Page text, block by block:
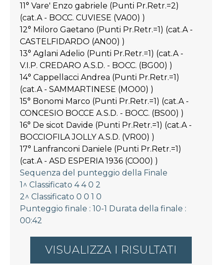
11° Vare' Enzo gabriele (Punti Pr.Retr.=2)
(cat.A - BOCC. CUVIESE (VA00) )
12° Miloro Gaetano (Punti Pr.Retr.=1) (cat.A -
CASTELFIDARDO (AN00) )
13° Aglani Adelio (Punti Pr.Retr.=1) (cat.A -
V.I.P. CREDARO A.S.D. - BOCC. (BG00) )
14° Cappellacci Andrea (Punti Pr.Retr.=1)
(cat.A - SAMMARTINESE (MO00) )
15° Bonomi Marco (Punti Pr.Retr.=1) (cat.A -
CONCESIO BOCCE A.S.D. - BOCC. (BS00) )
16° De sicot Davide (Punti Pr.Retr.=1) (cat.A -
BOCCIOFILA JOLLY A.S.D. (VR00) )
17° Lanfranconi Daniele (Punti Pr.Retr.=1)
(cat.A - ASD ESPERIA 1936 (CO00) )
Sequenza del punteggio della Finale
1^ Classificato 4 4 0 2
2^ Classificato 0 0 1 0
Punteggio finale : 10-1 Durata della finale :
00:42
VISUALIZZA I RISULTATI